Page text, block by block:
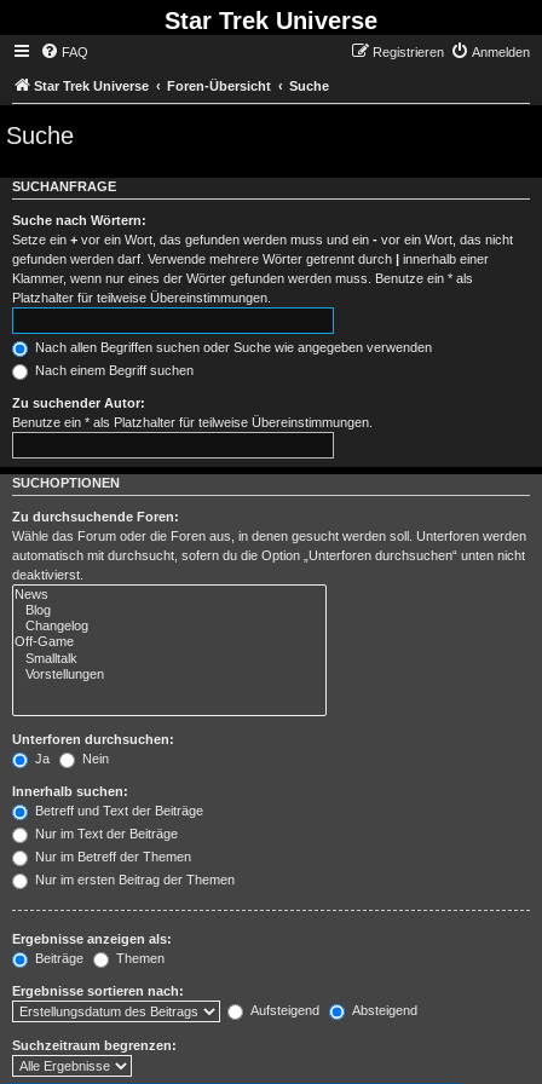
Star Trek Universe
FAQ Anmelden
Registrieren
Star Trek Universe Foren-Übersicht Suche
Suche
SUCHANFRAGE
Suche nach Wörtern:
Setze ein + vor ein Wort, das gefunden werden muss und ein - vor ein Wort, das nicht
gefunden werden darf. Verwende mehrere Wörter getrennt durch
innerhalb einer
Klammer, wenn nur eines der Wörter gefunden werden muss. Benutze ein * als
Platzhalter für teilweise Übereinstimmungen.
Nach allen Begriffen suchen oder Suche wie angegeben verwenden
Nach einem Begriff suchen
Zu suchender Autor:
Benutze ein * als Platzhalter für teilweise Übereinstimmungen.
SUCHOPTIONEN
Zu durchsuchende Foren:
Wähle das Forum oder die Foren aus, in denen gesucht werden soll. Unterforen werden
automatisch mit durchsucht, sofern du die Option „Unterforen durchsuchen“ unten nicht
deaktivierst.
Unterforen durchsuchen:
Ja
Nein
Innerhalb suchen:
Betreff und Text der Beiträge
Nur im Text der Beiträge
Nur im Betreff der Themen
Nur im ersten Beitrag der Themen
Ergebnisse anzeigen als:
Beiträge
Themen
Ergebnisse sortieren nach:
Aufsteigend
Absteigend
Suchzeitraum begrenzen: